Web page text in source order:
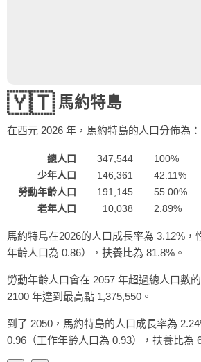
🇾🇹馬約特島
在西元 2026 年，馬約特島的人口分佈為：
總人口 347,544
100%
少年人口
146,361
42.11%
勞動年齡人口
191,145
55.00%
老年人口
10,038 2.89%
馬約特島在2026的人口成長率為 3.12%，
年齡人口為 0.86），扶養比為 81.8%。
勞動年齡人口會在 2057 年超過總人口數
2100 年達到最高點 1,375,550。
到了 2050，馬約特島的人口成長率為
0.96（工作年齡人口為 0.93），扶養比為